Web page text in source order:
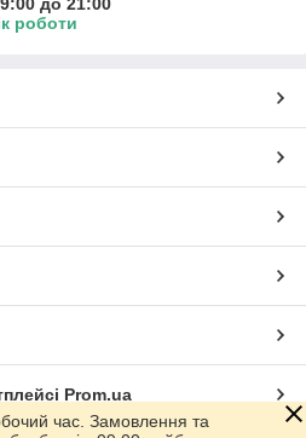
роботи
Prom.ua
час. Замовлення та